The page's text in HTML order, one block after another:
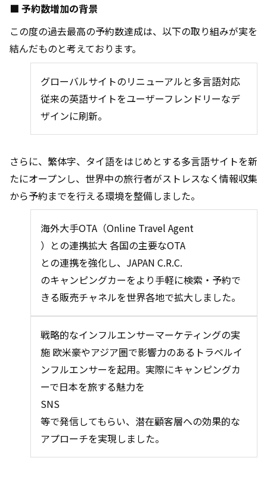
■ 予約数増加の背景
この度の過去最高の予約数達成は、以下の取り組みが実を
結んだものと考えております。
グローバルサイトのリニューアルと多言語対応
従来の英語サイトをユーザーフレンドリーなデ
ザインに刷新。
さらに、繁体字、タイ語をはじめとする多言語サイトを新
たにオープンし、世界中の旅行者がストレスなく情報収集
から予約までを行える環境を整備しました。
海外大手OTA （Online Travel Agent
）との連携拡大 各国の主要なOTA
との連携を強化し、 JAPAN C.R.C.
のキャンピングカーをより手軽に検索・予約で
きる販売チャネルを世界各地で拡大しました。
戦略的なインフルエンサーマーケティングの実
施 欧米豪やアジア圏で影響力のあるトラベルイ
ンフルエンサーを起用。実際にキャンピングカ
ーで日本を旅する魅力を
SNS
等で発信してもらい、潜在顧客層への効果的な
アプローチを実現しました。